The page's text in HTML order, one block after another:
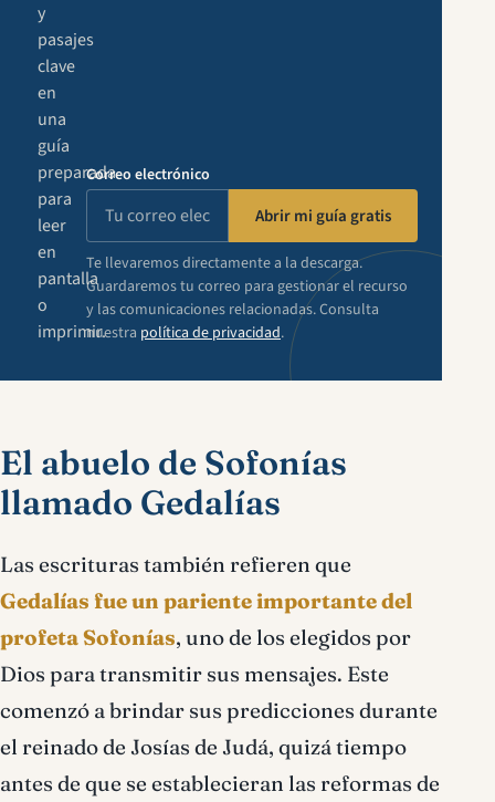
y
pasajes
clave
en
una
guía
preparada
para
leer
en
pantalla
o
imprimir.
Correo electrónico
Abrir mi guía gratis
Te llevaremos directamente a la descarga.
Guardaremos tu correo para gestionar el recurso
y las comunicaciones relacionadas. Consulta
nuestra política de privacidad.
El abuelo de Sofonías
llamado Gedalías
Las escrituras también refieren que
Gedalías fue un pariente importante del
profeta Sofonías, uno de los elegidos por
Dios para transmitir sus mensajes. Este
comenzó a brindar sus predicciones durante
el reinado de Josías de Judá, quizá tiempo
antes de que se establecieran las reformas de